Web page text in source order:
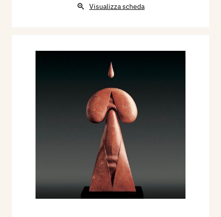
Visualizza scheda